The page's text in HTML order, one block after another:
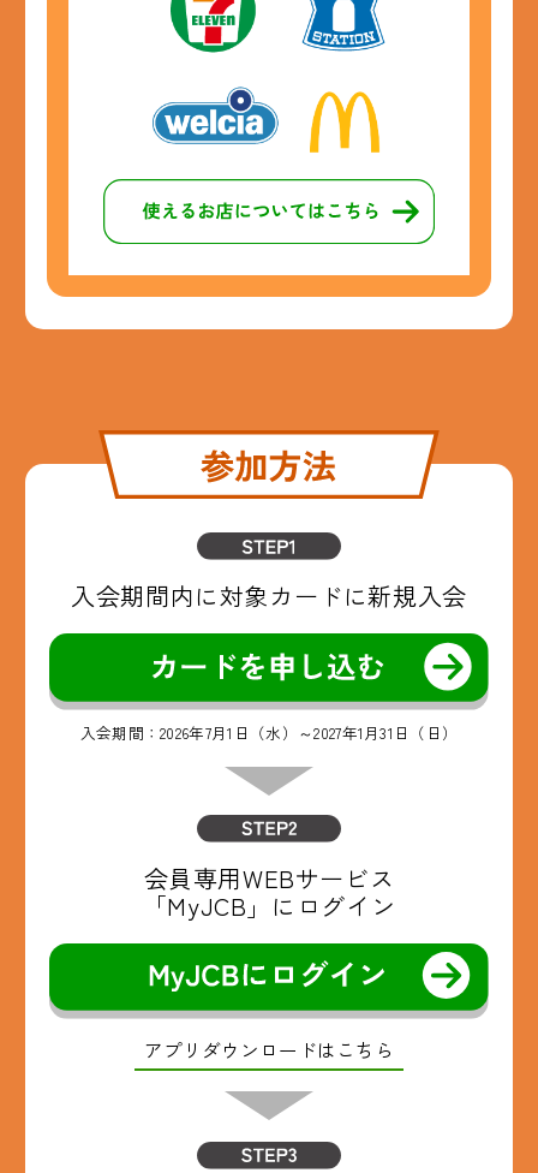
入会期間内に対象カードに新規入会
入会期間：2026年7月1日（水）～2027年1月31日（日）
会員専用WEBサービス
「MyJCB」にログイン
アプリダウンロードはこちら